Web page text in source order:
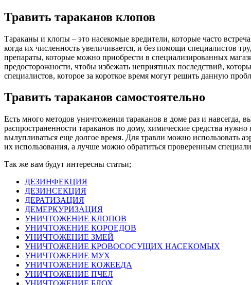
Травить тараканов клопов
Тараканы и клопы – это насекомые вредители, которые часто
когда их численность увеличивается, и без помощи специалистов
препараты, которые можно приобрести в специализированных
предосторожности, чтобы избежать неприятных последствий,
специалистов, которое за короткое время могут решить данную
Травить тараканов самостоятельно
Есть много методов уничтожения тараканов в доме раз и
распространенности тараканов по дому, химические средства
вылупливаться еще долгое время. Для травли можно использовать
их использования, а лучше можно обратиться проверенным
Так же вам будут интересны статьи;
ДЕЗИНФЕКЦИЯ
ДЕЗИНСЕКЦИЯ
ДЕРАТИЗАЦИЯ
ДЕМЕРКУРИЗАЦИЯ
УНИЧТОЖЕНИЕ КЛОПОВ
УНИЧТОЖЕНИЕ КОРОЕДОВ
УНИЧТОЖЕНИЕ ЗМЕЙ
УНИЧТОЖЕНИЕ КРОВОСОСУЩИХ НАСЕКОМЫХ
УНИЧТОЖЕНИЕ МУХ
УНИЧТОЖЕНИЕ КОЖЕЕДА
УНИЧТОЖЕНИЕ ПЧЕЛ